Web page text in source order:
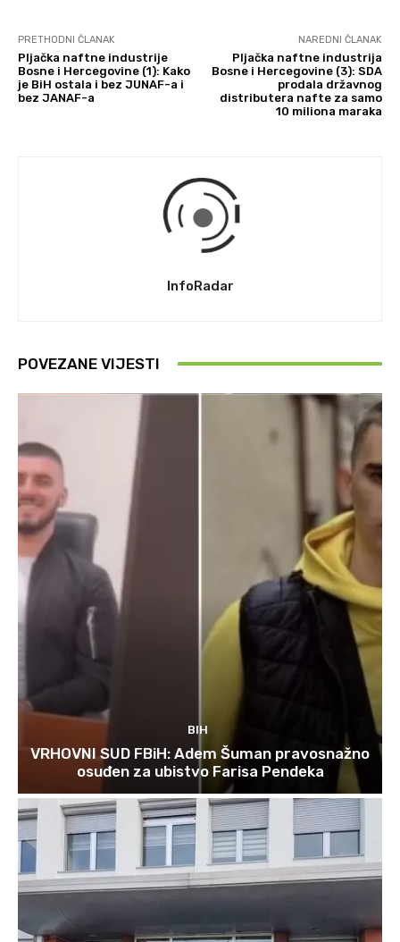
PRETHODNI ČLANAK
Pljačka naftne industrije
Bosne i Hercegovine (1): Kako
je BiH ostala i bez JUNAF-a i
bez JANAF-a
NAREDNI ČLANAK
Pljačka naftne industrija
Bosne i Hercegovine (3): SDA
prodala državnog
distributera nafte za samo
10 miliona maraka
InfoRadar
POVEZANE VIJESTI
BIH
VRHOVNI SUD FBiH: Adem Šuman pravosnažno
osuđen za ubistvo Farisa Pendeka